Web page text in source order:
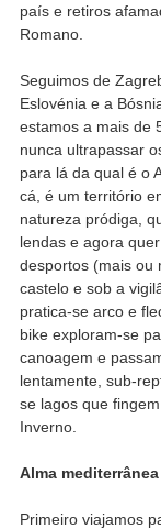
país e retiros
Romano.
Seguimos de
Eslovénia e a
estamos a mais de
nunca ultrapassar
para lá da qual é o
cá, é um território
natureza pródiga,
lendas e agora
desportos (mais ou
castelo e sob a
pratica-se arco e
bike exploram-se
canoagem e
lentamente, sub-
se lagos que
Inverno.
Alma mediterrânea
Primeiro viajamos